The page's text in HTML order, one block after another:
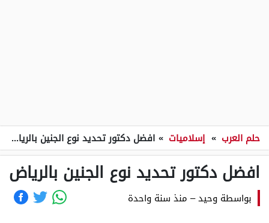
حلم العرب » إسلاميات » افضل دكتور تحديد نوع الجنين بالرياض
افضل دكتور تحديد نوع الجنين بالرياض
بواسطة وحيد– منذ سنة واحدة